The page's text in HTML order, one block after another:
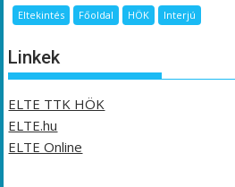
Eltekintés Főoldal HÖK Interjú
Linkek
ELTE TTK HÖK
ELTE.hu
ELTE Online